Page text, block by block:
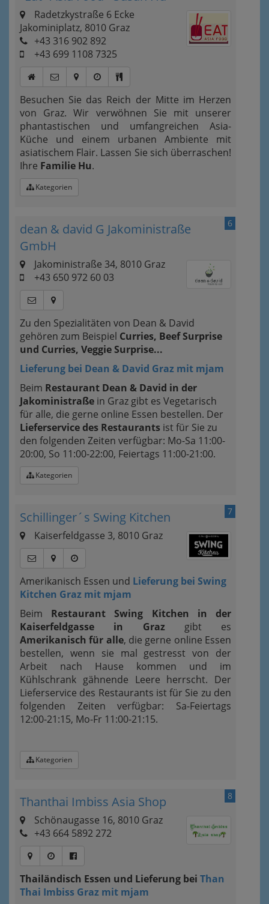
Radetzkystraße 6 Ecke
Jakominiplatz, 8010 Graz
+43 316 902 892
+43 699 1108 7325
Besuchen Sie das Reich der Mitte im Herzen
von Graz. Wir verwöhnen Sie mit unserer
phantastischen und umfangreichen Asia-
Küche und einem urbanen Ambiente mit
asiatischem Flair. Lassen Sie sich überraschen!
Ihre Familie Hu.
Kategorien
6
dean & david G Jakoministraße
GmbH
Jakoministraße 34, 8010 Graz
+43 650 972 60 03
Zu den Spezialitäten von Dean & David
gehören zum Beispiel Curries, Beef Surprise
und Curries, Veggie Surprise...
Lieferung bei Dean & David Graz mit mjam
Beim Restaurant Dean & David in der
Jakoministraße in Graz gibt es Vegetarisch
für alle, die gerne online Essen bestellen. Der
Lieferservice des Restaurants ist für Sie zu
den folgenden Zeiten verfügbar: Mo-Sa 11:00-
20:00, So 11:00-22:00, Feiertags 11:00-21:00.
Kategorien
7
Schillinger´s Swing Kitchen
Kaiserfeldgasse 3, 8010 Graz
Amerikanisch Essen und Lieferung bei Swing
Kitchen Graz mit mjam
Beim Restaurant Swing Kitchen in der
Kaiserfeldgasse in Grazgibt es
Amerikanisch für alle, die gerne online Essen
bestellen, wenn sie mal gestresst von der
Arbeit nach Hause kommen und im
Kühlschrank gähnende Leere herrscht. Der
Lieferservice des Restaurants ist für Sie zu den
folgenden Zeiten verfügbar: Sa-Feiertags
12:00-21:15, Mo-Fr 11:00-21:15.
Kategorien
8
Thanthai Imbiss Asia Shop
Schönaugasse 16, 8010 Graz
+43 664 5892 272
Thailändisch Essen und Lieferung bei Than
Thai Imbiss Graz mit mjam